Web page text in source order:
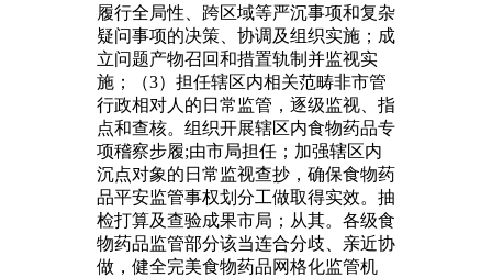
履行全局性、跨区域等严沉事项和复杂
疑问事项的决策、协调及组织实施；成
立问题产物召回和措置轨制并监视实
施；（3）担任辖区内相关范畴非市管
行政相对人的日常监管，逐级监视、指
点和查核。组织开展辖区内食物药品专
项稽察步履;由市局担任；加强辖区内
沉点对象的日常监视查抄，确保食物药
品平安监管事权划分工做取得实效。抽
检打算及查验成果市局；从其。各级食
物药品监管部分该当连合分歧、亲近协
做，健全完美食物药品网格化监管机